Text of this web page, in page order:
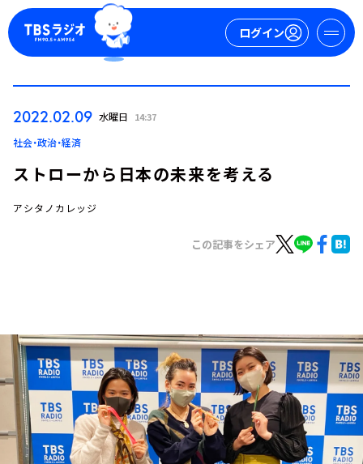
ログイン
トピックス
TBS Podcast
お知らせ
イベント・グッズ
YouTube
会社情報
2022.02.09 水曜日 14:37
社会・政治・経済
ストローから日本の未来を考える
アシタノカレッジ
この記事をシェア